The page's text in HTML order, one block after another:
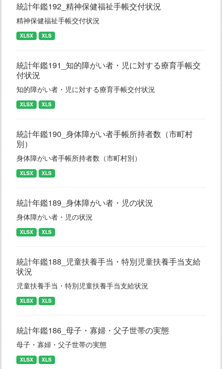
統計年鑑192_精神保健福祉手帳交付状況
精神保健福祉手帳交付状況
XLSX XLS
統計年鑑191_知的障がい者・児に対する療育手帳交
付状況
知的障がい者・児に対する療育手帳交付状況
XLSX XLS
統計年鑑190_身体障がい者手帳所持者数（市町村
別）
身体障がい者手帳所持者数（市町村別）
XLSX XLS
統計年鑑189_身体障がい者・児の状況
身体障がい者・児の状況
XLSX XLS
統計年鑑188_児童扶養手当・特別児童扶養手当支給
状況
児童扶養手当・特別児童扶養手当支給状況
XLSX XLS
統計年鑑186_母子・寡婦・父子世帯の実態
母子・寡婦・父子世帯の実態
XLSX XLS